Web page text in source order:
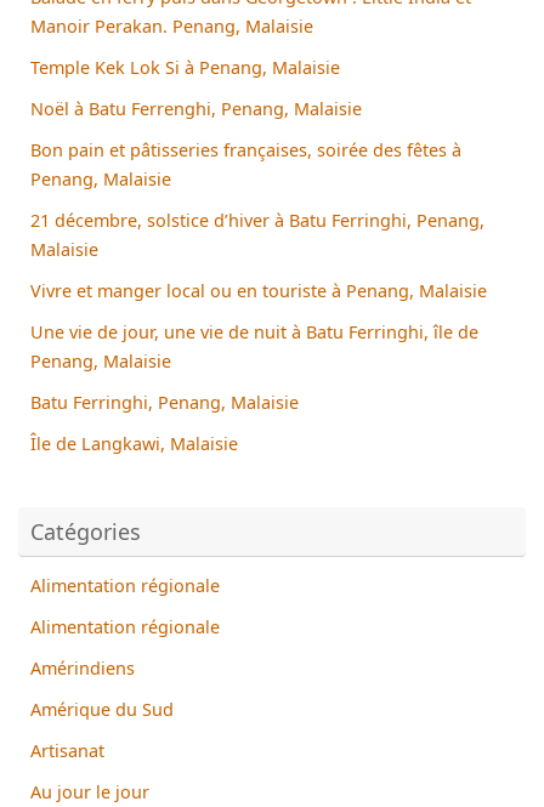
Manoir Perakan. Penang, Malaisie
Temple Kek Lok Si à Penang, Malaisie
Noël à Batu Ferrenghi, Penang, Malaisie
Bon pain et pâtisseries françaises, soirée des fêtes à
Penang, Malaisie
21 décembre, solstice d’hiver à Batu Ferringhi, Penang,
Malaisie
Vivre et manger local ou en touriste à Penang, Malaisie
Une vie de jour, une vie de nuit à Batu Ferringhi, île de
Penang, Malaisie
Batu Ferringhi, Penang, Malaisie
Île de Langkawi, Malaisie
Catégories
Alimentation régionale
Alimentation régionale
Amérindiens
Amérique du Sud
Artisanat
Au jour le jour